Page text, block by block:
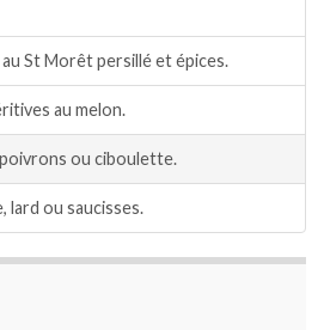
St Morêt persillé et épices.
au melon.
ou ciboulette.
lard ou saucisses.